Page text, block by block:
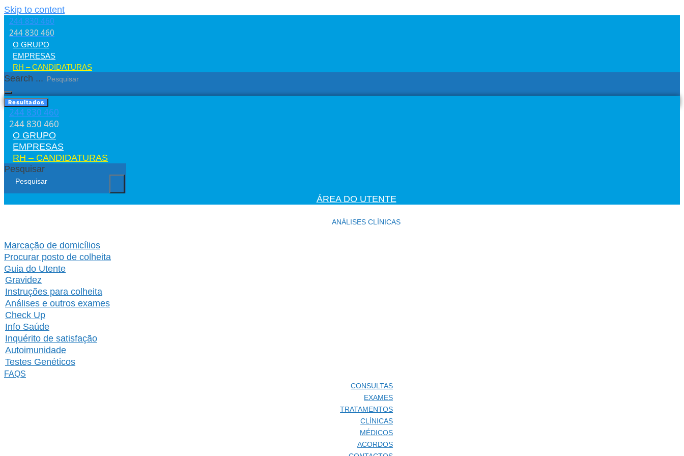
Skip to content
244 830 460​
244 830 460​
O GRUPO
EMPRESAS
RH – CANDIDATURAS
Search ...
Resultados
244 830 460​
244 830 460​
O GRUPO
EMPRESAS
RH – CANDIDATURAS
Pesquisar
ÁREA DO UTENTE
ANÁLISES CLÍNICAS
Marcação de domicílios
Procurar posto de colheita
Guia do Utente
Gravidez
Instruções para colheita
Análises e outros exames
Check Up
Info Saúde
Inquérito de satisfação
Autoimunidade
Testes Genéticos
FAQS
CONSULTAS
EXAMES
TRATAMENTOS
CLÍNICAS
MÉDICOS
ACORDOS